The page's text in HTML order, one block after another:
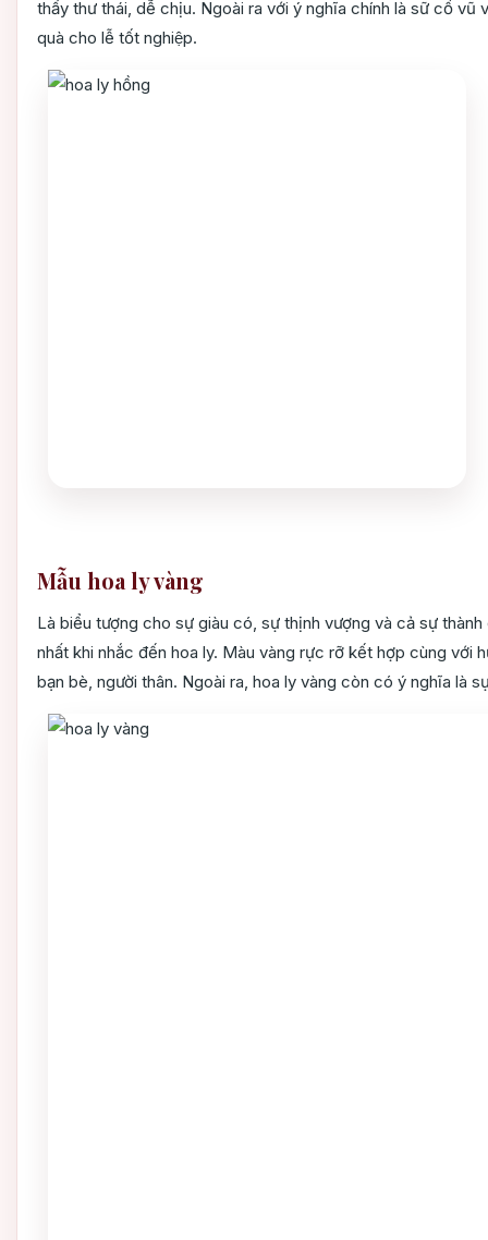
thấy thư thái, dễ chịu. Ngoài ra với ý nghĩa chính là sữ cổ vũ
quà cho lễ tốt nghiệp.
Mẫu hoa ly vàng
Là biểu tượng cho sự giàu có, sự thịnh vượng và cả sự
nhất khi nhắc đến hoa ly. Màu vàng rực rỡ kết hợp cùng với
bạn bè, người thân. Ngoài ra, hoa ly vàng còn có ý nghĩa là